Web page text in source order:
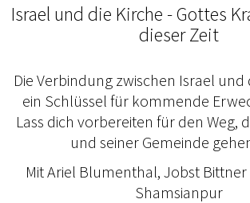
Israel und die Kirche - Gottes
dieser Zeit
Die Verbindung zwischen Israel und
ein Schlüssel für kommende
Lass dich vorbereiten für den Weg,
und seiner Gemeinde
Mit Ariel Blumenthal, Jobst
Shamsianpur